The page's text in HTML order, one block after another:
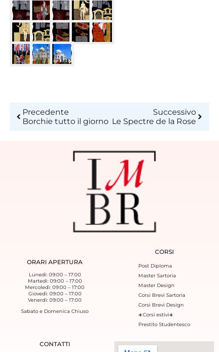
Precedente
Borchie tutto il giorno
Successivo
Le Spectre de la Rose
ORARI APERTURA
Lunedì: 09:00 – 17:00
Martedì: 09:00 – 17:00
Mercoledì: 09:00 – 17:00
Giovedì: 09:00 – 17:00
Venerdì: 09:00 – 17:00
Sabato e Domenica Chiuso
CORSI
Post Diploma
Master Sartoria
Master Design
Corsi Brevi Sartoria
Corsi Brevi Design
☀️Corsi estivi☀️
Prestito Studentesco
CONTATTI